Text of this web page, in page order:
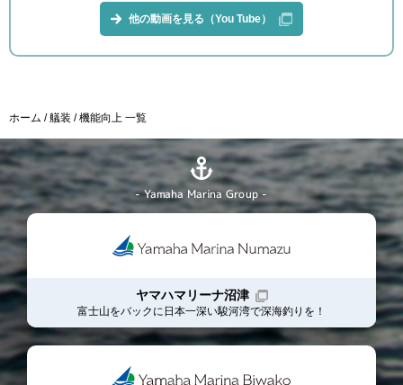
他の動画を見る（You Tube）
ホーム 艤装 機能向上 一覧
- Yamaha Marina Group -
ヤマハマリーナ沼津
富士山をバックに日本一深い駿河湾で深海釣りを！